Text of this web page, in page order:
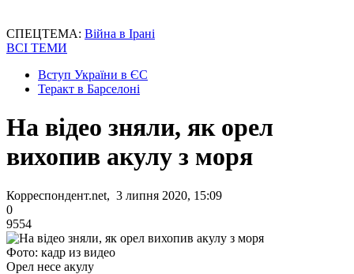
СПЕЦТЕМА: Війна в Ірані
ВСІ ТЕМИ
Вступ України в ЄС
Теракт в Барселоні
На відео зняли, як орел
вихопив акулу з моря
Корреспондент.net, 3 липня 2020, 15:09
0
9554
Фото: кадр из видео
Орел несе акулу